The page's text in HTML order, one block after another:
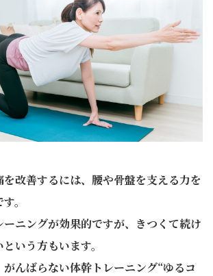
改善するには、腰や骨盤を支える力を
。
ニングが効果的ですが、きつくて続け
いう方もいます。
んばらない体幹トレーニング“ゆるコ